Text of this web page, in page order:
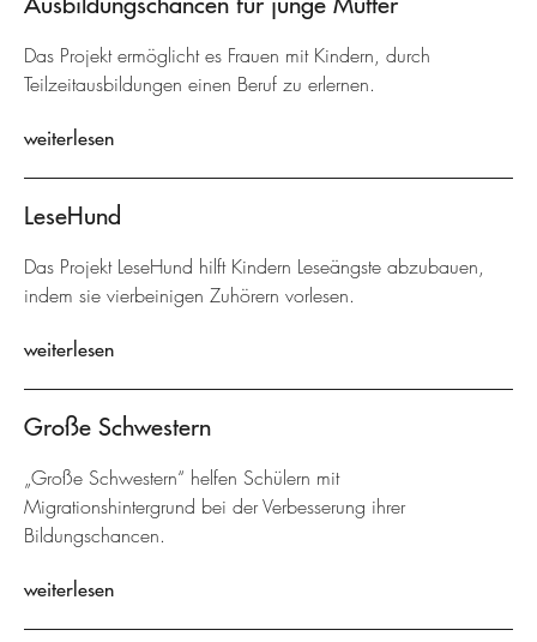
Das Projekt ermöglicht es Frauen mit Kindern, durch
Teilzeitausbildungen einen Beruf zu erlernen.
weiterlesen
LeseHund
Das Projekt LeseHund hilft Kindern Leseängste abzubauen,
indem sie vierbeinigen Zuhörern vorlesen.
weiterlesen
Große Schwestern
„Große Schwestern“ helfen Schülern mit
Migrationshintergrund bei der Verbesserung ihrer
Bildungschancen.
weiterlesen